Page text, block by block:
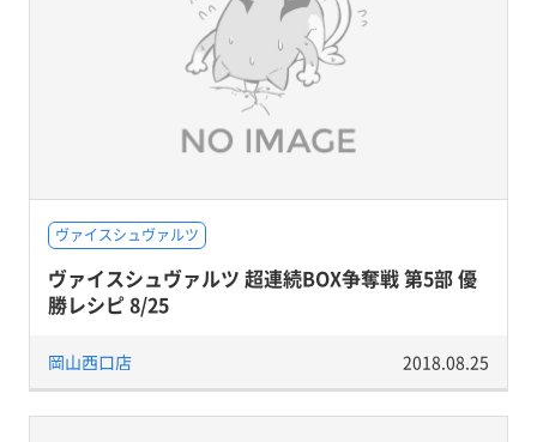
ヴァイスシュヴァルツ
ヴァイスシュヴァルツ 超連続BOX争奪戦 第5部 優
勝レシピ 8/25
岡山西口店 2018.08.25